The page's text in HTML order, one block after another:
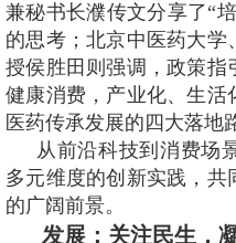
兼秘书长濮传文分享了“
的思考；北京中医药大学
授侯胜田则强调，政策指
健康消费，产业化、生活
医药传承发展的四大落地
从前沿科技到消费场
多元维度的创新实践，
的广阔前景。
发展：关注民生，